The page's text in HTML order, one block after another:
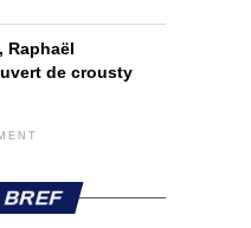
Raphaël
de crousty
BREF